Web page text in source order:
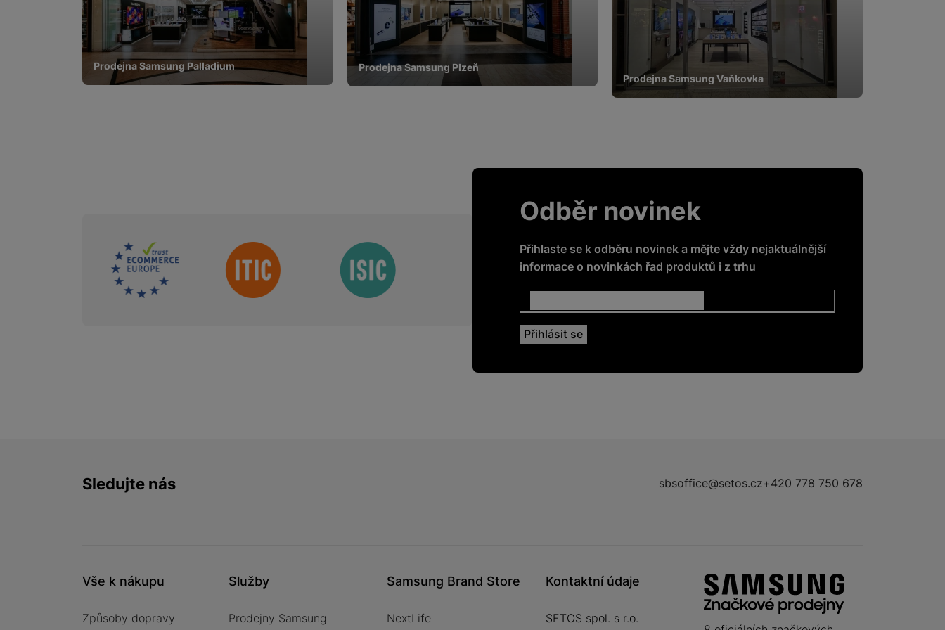
Prodejna Samsung Palladium
Prodejna Samsung Plzeň
Prodejna Samsung Vaňkovka
Sdružení
Odběr novinek
Přihlaste se k odběru novinek a mějte vždy nejaktuálnější
informace o novinkách řad produktů i z trhu
Sledujte nás sbsoffice@setos.cz+420 778 750 678
Vše k nákupu
Způsoby dopravy
Služby
Prodejny Samsung
Samsung Brand Store
NextLife
Kontaktní údaje
SETOS spol. s r.o.